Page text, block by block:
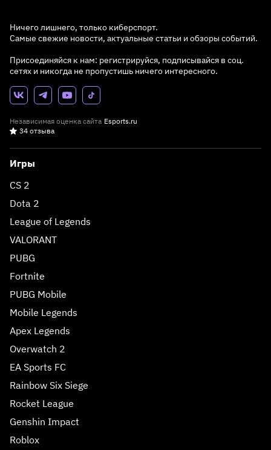
Ничего лишнего, только киберспорт.
Самые свежие новости, актуальные статьи и обзоры событий.
Присоединяйся к нам: регистрируйся, подписывайся в соц.
сетях и никогда не пропустишь ничего интересного.
Независимая оценка сайта Esports.ru
34 отзыва
Игры
CS 2
Dota 2
League of Legends
VALORANT
PUBG
Fortnite
PUBG Mobile
Mobile Legends
Apex Legends
Overwatch 2
EA Sports FC
Rainbow Six Siege
Rocket League
Genshin Impact
Roblox